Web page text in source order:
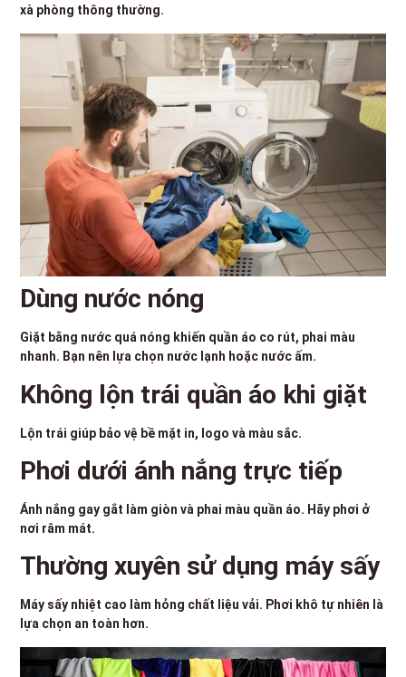
xà phòng thông thường.
Dùng nước nóng
Giặt bằng nước quá nóng khiến quần áo co rút, phai màu
nhanh. Bạn nên lựa chọn nước lạnh hoặc nước ấm.
Không lộn trái quần áo khi giặt
Lộn trái giúp bảo vệ bề mặt in, logo và màu sắc.
Phơi dưới ánh nắng trực tiếp
Ánh nắng gay gắt làm giòn và phai màu quần áo. Hãy phơi ở
nơi râm mát.
Thường xuyên sử dụng máy sấy
Máy sấy nhiệt cao làm hỏng chất liệu vải. Phơi khô tự nhiên là
lựa chọn an toàn hơn.